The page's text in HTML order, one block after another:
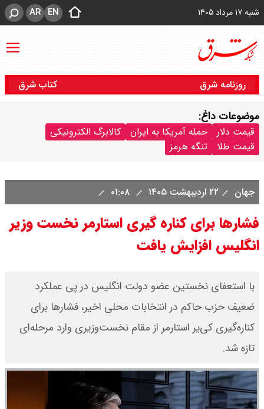
شنبه ۱۷ مرداد ۱۴۰۵ EN
AR
روزنامه شرق کتاب شرق
موضوعات داغ:
قیمت دلار حمله آمریکا به ایران
کالابرگ الکترونیکی
قیمت طلا
تنگه هرمز
جهان ۲۲ اردیبهشت ۱۴۰۵
فشارها برای کناره گیری استارمر نخست وزیر
انگلیس افزایش یافت
با استعفای نخستین عضو دولت انگلیس در پی عملکرد
ضعیف حزب حاکم در انتخابات محلی اخیر، فشارها برای
کناره‌گیری کی‌یر استارمر از مقام نخست‌وزیری وارد مرحله‌ای
تازه شد.